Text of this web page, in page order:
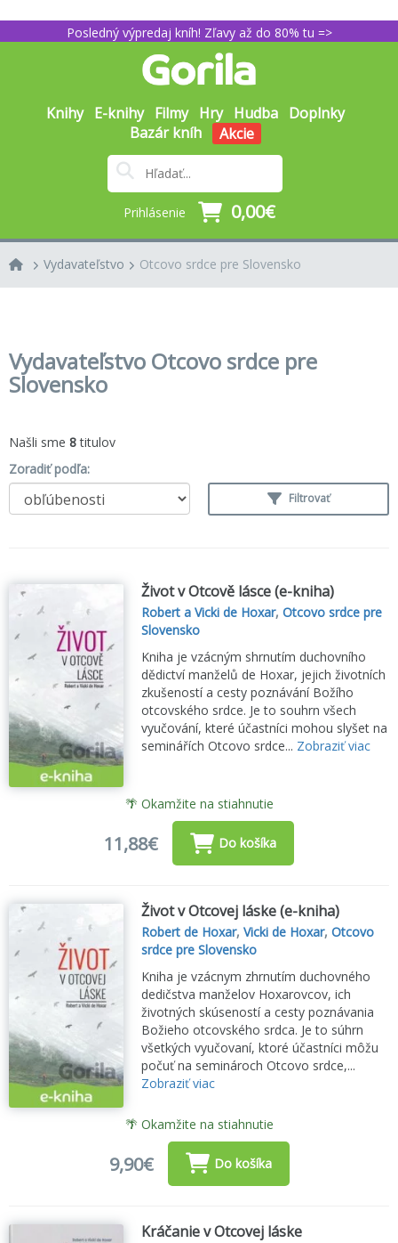
Posledný výpredaj kníh! Zľavy až do 80% tu =>
Knihy E-knihy Filmy Hry Hudba Doplnky
Bazár kníh
Akcie
Prihlásenie 0,00€
Vydavateľstvo Otcovo srdce pre Slovensko
Vydavateľstvo Otcovo srdce pre
Slovensko
Našli sme 8titulov
Zoradiť podľa:
Filtrovať
Život v Otcově lásce (e-kniha)
Robert a Vicki de Hoxar,Otcovo srdce pre
Slovensko
Kniha je vzácným shrnutím duchovního
dědictví manželů de Hoxar, jejich životních
zkušeností a cesty poznávání Božího
otcovského srdce. Je to souhrn všech
vyučování, které účastníci mohou slyšet na
seminářích Otcovo srdce... Zobraziť viac
🌴 Okamžite na stiahnutie
11,88€ Do košíka
Život v Otcovej láske (e-kniha)
Robert de Hoxar,Vicki de Hoxar,Otcovo
srdce pre Slovensko
Kniha je vzácnym zhrnutím duchovného
dedičstva manželov Hoxarovcov, ich
životných skúseností a cesty poznávania
Božieho otcovského srdca. Je to súhrn
všetkých vyučovaní, ktoré účastníci môžu
počuť na seminároch Otcovo srdce,...
Zobraziť viac
🌴 Okamžite na stiahnutie
9,90€ Do košíka
Kráčanie v Otcovej láske